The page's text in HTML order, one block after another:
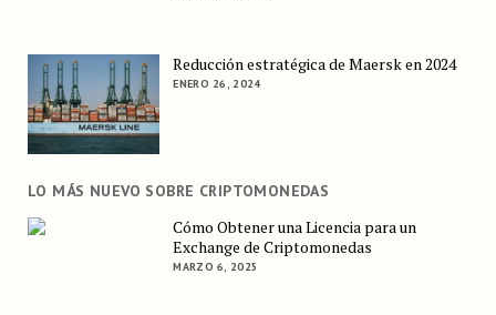
Reducción estratégica de Maersk en 2024
ENERO 26, 2024
LO MÁS NUEVO SOBRE CRIPTOMONEDAS
Cómo Obtener una Licencia para un
Exchange de Criptomonedas
MARZO 6, 2025